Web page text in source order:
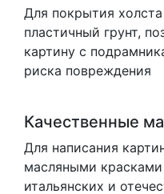
Для покрытия
пластичный грунт,
картину с
риска повреждения
Качественные
Для написания
масляными
итальянских и